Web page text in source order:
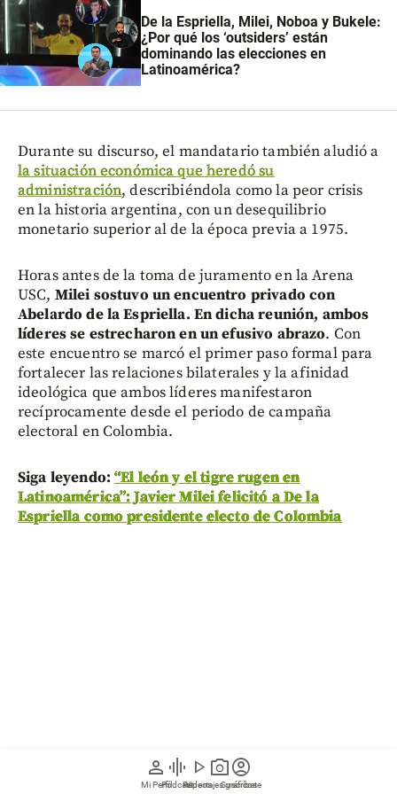
person
Mi Perfil
graphic_eq
Pódcast
play_arrow
Videos
photo_camera
Reportajes gráficos
account_circle
Suscríbete
De la Espriella, Milei, Noboa y Bukele:
¿Por qué los ‘outsiders’ están
dominando las elecciones en
Latinoamérica?
Durante su discurso, el mandatario también aludió a
la situación económica que heredó su
administración, describiéndola como la peor crisis
en la historia argentina, con un desequilibrio
monetario superior al de la época previa a 1975.
Horas antes de la toma de juramento en la Arena
USC, Milei sostuvo un encuentro privado con
Abelardo de la Espriella. En dicha reunión, ambos
líderes se estrecharon en un efusivo abrazo. Con
este encuentro se marcó el primer paso formal para
fortalecer las relaciones bilaterales y la afinidad
ideológica que ambos líderes manifestaron
recíprocamente desde el periodo de campaña
electoral en Colombia.
Siga leyendo:“El león y el tigre rugen en
Latinoamérica”: Javier Milei felicitó a De la
Espriella como presidente electo de Colombia